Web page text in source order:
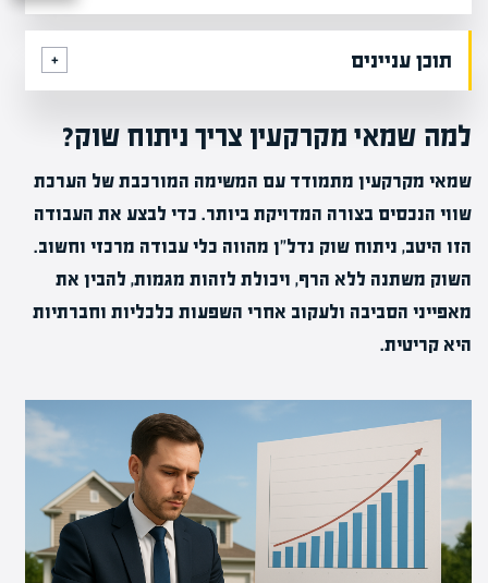
תוכן עניינים
למה שמאי מקרקעין צריך ניתוח שוק?
שמאי מקרקעין מתמודד עם המשימה המורכבת של הערכת
שווי הנכסים בצורה המדויקת ביותר. כדי לבצע את העבודה
הזו היטב, ניתוח שוק נדל"ן מהווה כלי עבודה מרכזי וחשוב.
השוק משתנה ללא הרף, ויכולת לזהות מגמות, להבין את
מאפייני הסביבה ולעקוב אחרי השפעות כלכליות וחברתיות
היא קריטית.